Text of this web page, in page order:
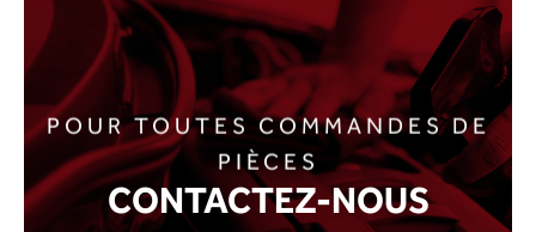
POUR TOUTES COMMANDES DE
PIÈCES
CONTACTEZ-NOUS